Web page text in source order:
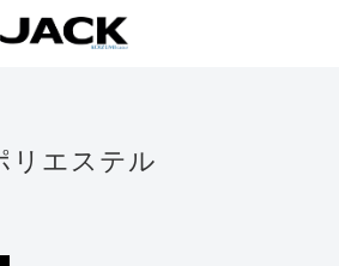
リエステル